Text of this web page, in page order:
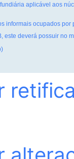
aplicável aos
informais ocupados
este deverá possuir no